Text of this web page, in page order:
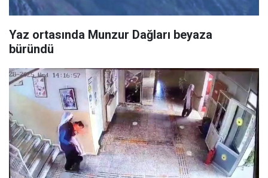
Yaz ortasında Munzur Dağları beyaza
büründü